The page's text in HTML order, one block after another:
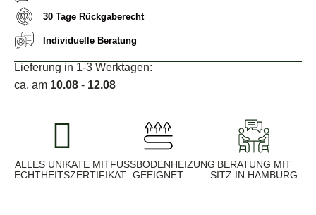
30 Tage Rückgaberecht
Individuelle Beratung
Lieferung in 1-3 Werktagen:
ca. am 10.08 - 12.08
ALLES UNIKATE MIT
ECHTHEITSZERTIFIKAT
FUSSBODENHEIZUNG G
EEIGNET
BERATUNG MIT
SITZ IN HAMBURG